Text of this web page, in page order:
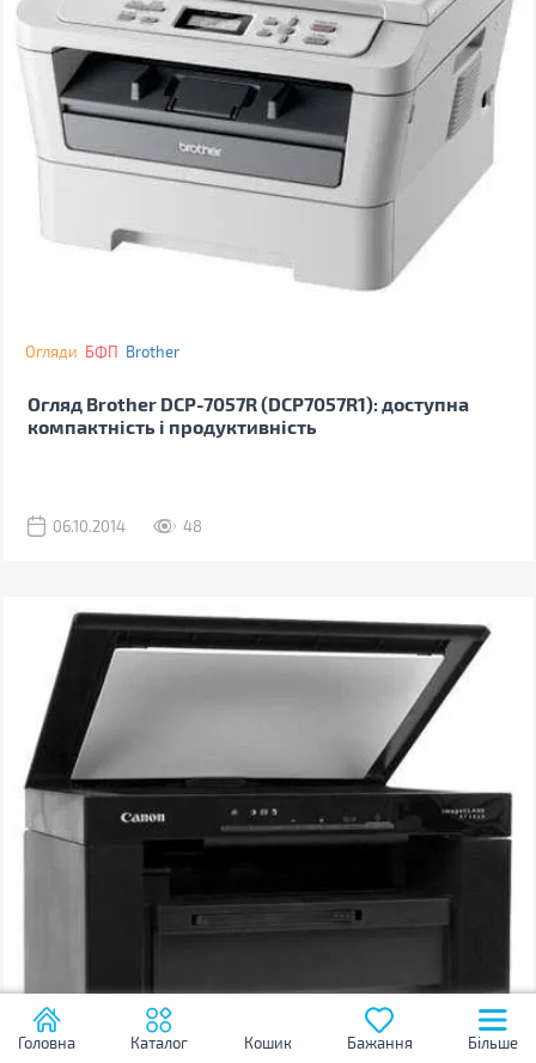
Огляди БФП Brother
Огляд Brother DCP-7057R (DCP7057R1): доступна
компактність і продуктивність
06.10.2014 48
Головна Каталог Кошик Бажання Більше